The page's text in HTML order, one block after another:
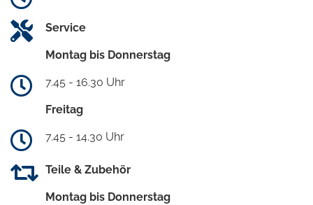
Service
Montag bis Donnerstag
7.45 - 16.30 Uhr
Freitag
7.45 - 14.30 Uhr
Teile & Zubehör
Montag bis Donnerstag